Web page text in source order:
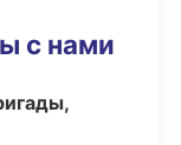
с нами